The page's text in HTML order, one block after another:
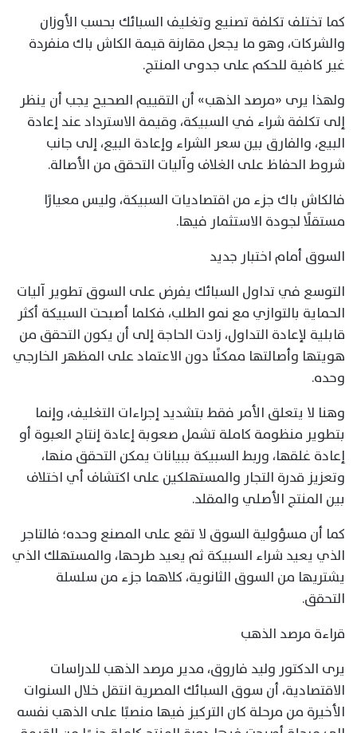
كما تختلف تكلفة تصنيع وتغليف السبائك بحسب الأوزان
والشركات، وهو ما يجعل مقارنة قيمة الكاش باك منفردة
غير كافية للحكم على جدوى المنتج.
ولهذا يرى «مرصد الذهب» أن التقييم الصحيح يجب أن ينظر
إلى تكلفة شراء في السبيكة، وقيمة الاسترداد عند إعادة
البيع، والفارق بين سعر الشراء وإعادة البيع، إلى جانب
شروط الحفاظ على الغلاف وآليات التحقق من الأصالة.
فالكاش باك جزء من اقتصاديات السبيكة، وليس معيارًا
مستقلًا لجودة الاستثمار فيها.
السوق أمام اختبار جديد
التوسع في تداول السبائك يفرض على السوق تطوير آليات
الحماية بالتوازي مع نمو الطلب، فكلما أصبحت السبيكة أكثر
قابلية لإعادة التداول، زادت الحاجة إلى أن يكون التحقق من
هويتها وأصالتها ممكنًا دون الاعتماد على المظهر الخارجي
وحده.
وهنا لا يتعلق الأمر فقط بتشديد إجراءات التغليف، وإنما
بتطوير منظومة كاملة تشمل صعوبة إعادة إنتاج العبوة أو
إعادة غلقها، وربط السبيكة ببيانات يمكن التحقق منها،
وتعزيز قدرة التجار والمستهلكين على اكتشاف أي اختلاف
بين المنتج الأصلي والمقلد.
كما أن مسؤولية السوق لا تقع على المصنع وحده؛ فالتاجر
الذي يعيد شراء السبيكة ثم يعيد طرحها، والمستهلك الذي
يشتريها من السوق الثانوية، كلاهما جزء من سلسلة
التحقق.
قراءة مرصد الذهب
يرى الدكتور وليد فاروق، مدير مرصد الذهب للدراسات
الاقتصادية، أن سوق السبائك المصرية انتقل خلال السنوات
الأخيرة من مرحلة كان التركيز فيها منصبًا على الذهب نفسه